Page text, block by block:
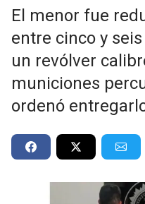
El menor fue
entre cinco y
un revólver
municiones
ordenó